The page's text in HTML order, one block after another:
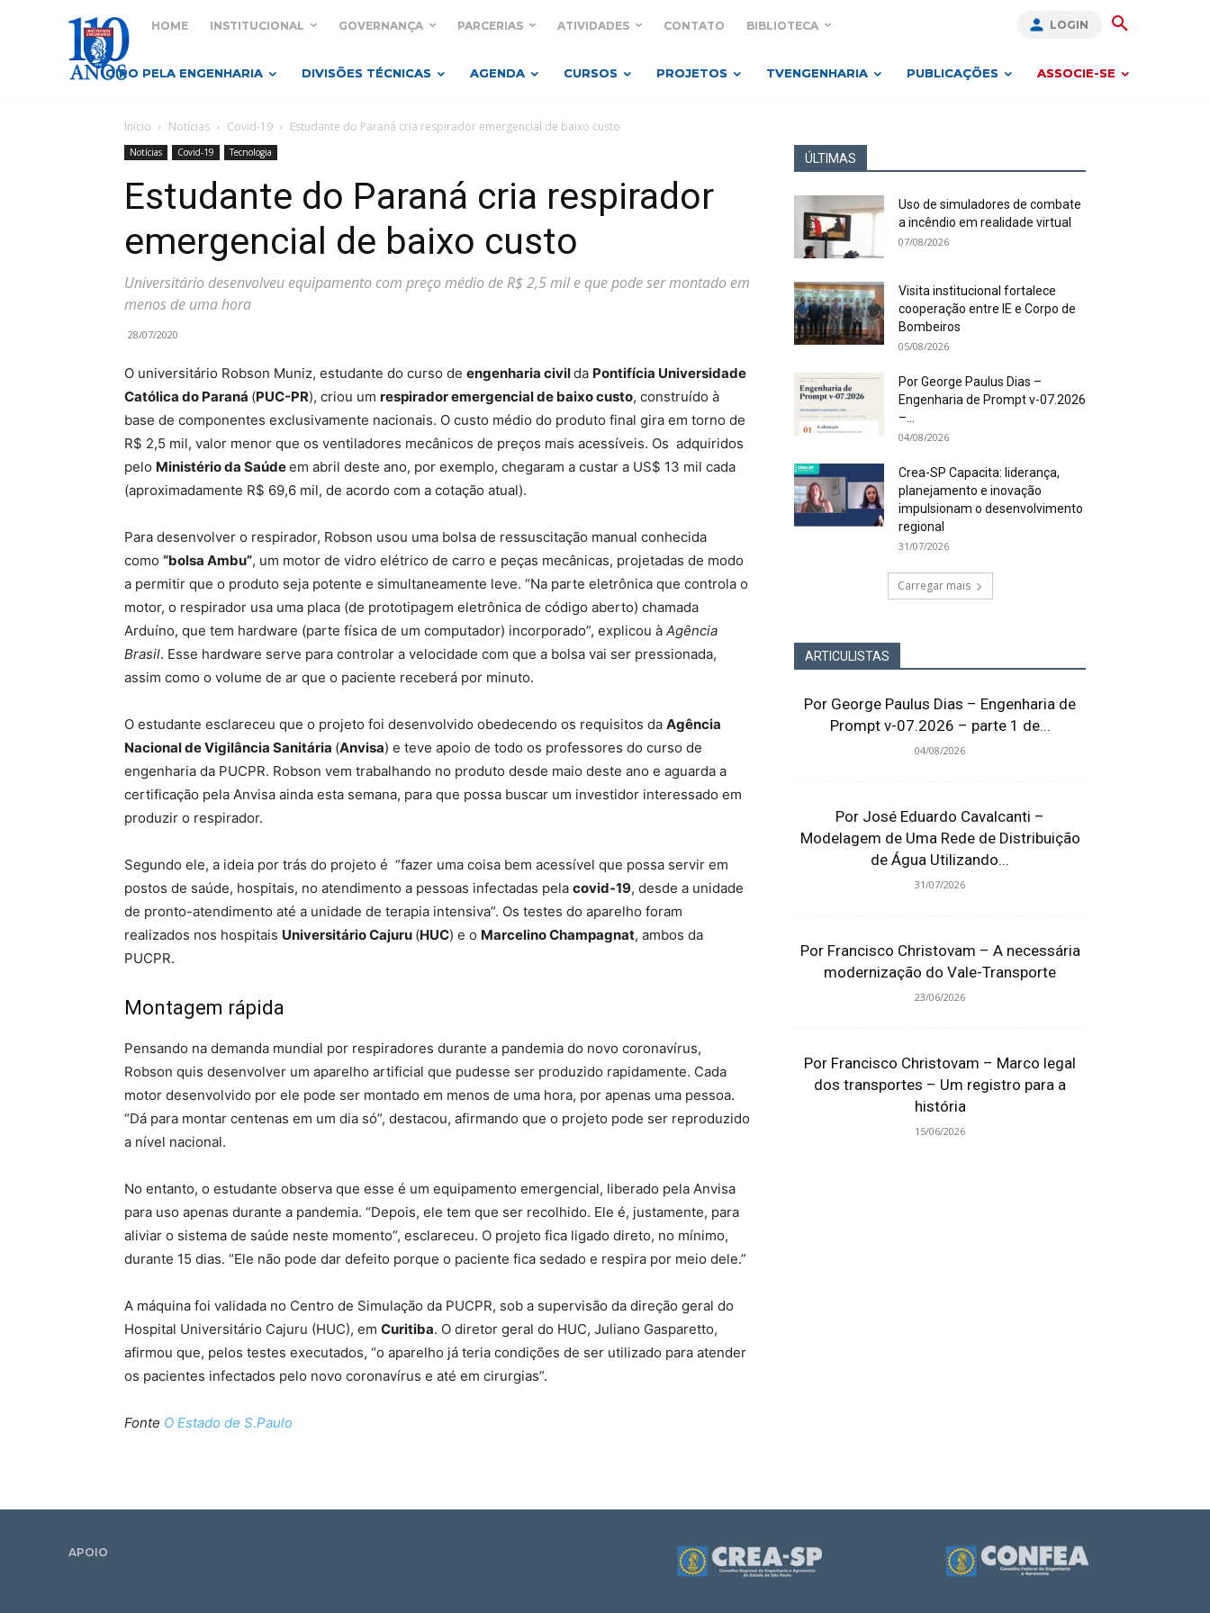
HOME INSTITUCIONAL GOVERNANÇA PARCERIAS ATIVIDADES CONTATO BIBLIOTECA LOGIN
GIRO PELA ENGENHARIA DIVISÕES TÉCNICAS AGENDA CURSOS PROJETOS TVENGENHARIA PUBLICAÇÕES ASSOCIE-SE
Início Notícias Covid-19 Estudante do Paraná cria respirador emergencial de baixo custo
Notícias Covid-19 Tecnologia
Estudante do Paraná cria respirador
emergencial de baixo custo
Universitário desenvolveu equipamento com preço médio de R$ 2,5 mil e que pode ser montado em
menos de uma hora
28/07/2020
O universitário Robson Muniz, estudante do curso de engenharia civilda Pontifícia Universidade
Católica do Paraná (PUC-PR), criou um respirador emergencial de baixo custo, construído à
base de componentes exclusivamente nacionais. O custo médio do produto final gira em torno de
R$ 2,5 mil, valor menor que os ventiladores mecânicos de preços mais acessíveis. Os adquiridos
pelo Ministério da Saúdeem abril deste ano, por exemplo, chegaram a custar a US$ 13 mil cada
(aproximadamente R$ 69,6 mil, de acordo com a cotação atual).
Para desenvolver o respirador, Robson usou uma bolsa de ressuscitação manual conhecida
como “bolsa Ambu”, um motor de vidro elétrico de carro e peças mecânicas, projetadas de modo
a permitir que o produto seja potente e simultaneamente leve. “Na parte eletrônica que controla o
motor, o respirador usa uma placa (de prototipagem eletrônica de código aberto) chamada
Arduíno, que tem hardware (parte física de um computador) incorporado”, explicou à Agência
Brasil. Esse hardware serve para controlar a velocidade com que a bolsa vai ser pressionada,
assim como o volume de ar que o paciente receberá por minuto.
O estudante esclareceu que o projeto foi desenvolvido obedecendo os requisitos da Agência
Nacional de Vigilância Sanitária (Anvisa) e teve apoio de todo os professores do curso de
engenharia da PUCPR. Robson vem trabalhando no produto desde maio deste ano e aguarda a
certificação pela Anvisa ainda esta semana, para que possa buscar um investidor interessado em
produzir o respirador.
Segundo ele, a ideia por trás do projeto é “fazer uma coisa bem acessível que possa servir em
postos de saúde, hospitais, no atendimento a pessoas infectadas pela covid-19, desde a unidade
de pronto-atendimento até a unidade de terapia intensiva”. Os testes do aparelho foram
realizados nos hospitais Universitário Cajuru (HUC) e o Marcelino Champagnat, ambos da
PUCPR.
Montagem rápida
Pensando na demanda mundial por respiradores durante a pandemia do novo coronavírus,
Robson quis desenvolver um aparelho artificial que pudesse ser produzido rapidamente. Cada
motor desenvolvido por ele pode ser montado em menos de uma hora, por apenas uma pessoa.
“Dá para montar centenas em um dia só”, destacou, afirmando que o projeto pode ser reproduzido
a nível nacional.
No entanto, o estudante observa que esse é um equipamento emergencial, liberado pela Anvisa
para uso apenas durante a pandemia. “Depois, ele tem que ser recolhido. Ele é, justamente, para
aliviar o sistema de saúde neste momento”, esclareceu. O projeto fica ligado direto, no mínimo,
durante 15 dias. “Ele não pode dar defeito porque o paciente fica sedado e respira por meio dele.”
A máquina foi validada no Centro de Simulação da PUCPR, sob a supervisão da direção geral do
Hospital Universitário Cajuru (HUC), em Curitiba. O diretor geral do HUC, Juliano Gasparetto,
afirmou que, pelos testes executados, “o aparelho já teria condições de ser utilizado para atender
os pacientes infectados pelo novo coronavírus e até em cirurgias”.
Fonte O Estado de S.Paulo
ÚLTIMAS
Uso de simuladores de combate
a incêndio em realidade virtual
07/08/2026
Visita institucional fortalece
cooperação entre IE e Corpo de
Bombeiros
05/08/2026
Por George Paulus Dias –
Engenharia de Prompt v-07.2026
–...
04/08/2026
Crea-SP Capacita: liderança,
planejamento e inovação
impulsionam o desenvolvimento
regional
31/07/2026
Carregar mais
ARTICULISTAS
Por George Paulus Dias – Engenharia de
Prompt v-07.2026 – parte 1 de...
04/08/2026
Por José Eduardo Cavalcanti –
Modelagem de Uma Rede de Distribuição
de Água Utilizando...
31/07/2026
Por Francisco Christovam – A necessária
modernização do Vale-Transporte
23/06/2026
Por Francisco Christovam – Marco legal
dos transportes – Um registro para a
história
15/06/2026
APOIO